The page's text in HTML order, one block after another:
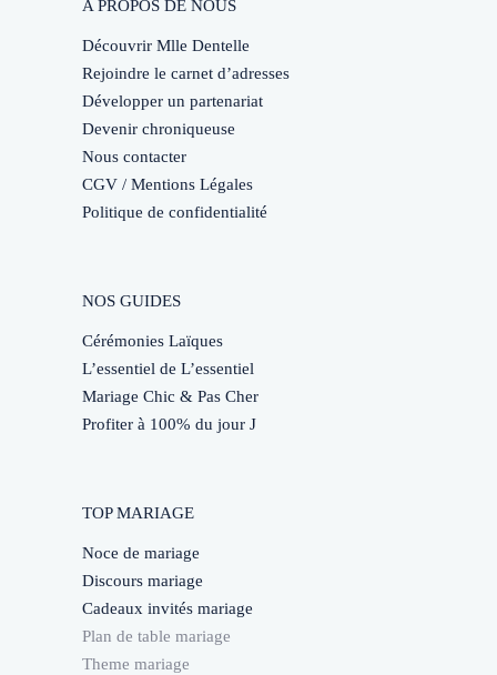
A PROPOS DE NOUS
Découvrir Mlle Dentelle
Rejoindre le carnet d’adresses
Développer un partenariat
Devenir chroniqueuse
Nous contacter
CGV / Mentions Légales
Politique de confidentialité
NOS GUIDES
Cérémonies Laïques
L’essentiel de L’essentiel
Mariage Chic & Pas Cher
Profiter à 100% du jour J
TOP MARIAGE
Noce de mariage
Discours mariage
Cadeaux invités mariage
Plan de table mariage
Theme mariage